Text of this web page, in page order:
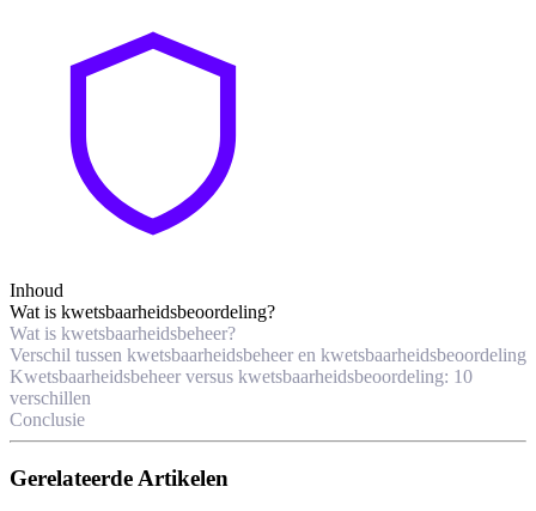
Inhoud
Wat is kwetsbaarheidsbeoordeling?
Wat is kwetsbaarheidsbeheer?
Verschil tussen kwetsbaarheidsbeheer en kwetsbaarheidsbeoordeling
Kwetsbaarheidsbeheer versus kwetsbaarheidsbeoordeling: 10
verschillen
Conclusie
Gerelateerde Artikelen